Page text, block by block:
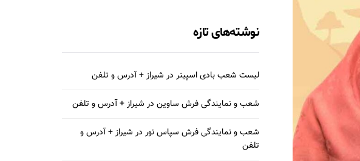
نوشته‌های تازه
لیست شعب بادی اسپینر در شیراز + آدرس و تلفن
شعب و نمایندگی فرش ساوین در شیراز + آدرس و تلفن
شعب و نمایندگی فرش سپاس نور در شیراز + آدرس و
تلفن